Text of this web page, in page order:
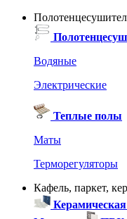
Водяные
Электрические
Теплые полы
Маты
Терморегуляторы
Кафель, паркет,